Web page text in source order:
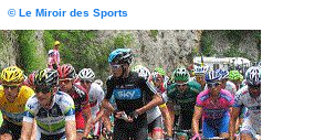
© Le Miroir des Sports